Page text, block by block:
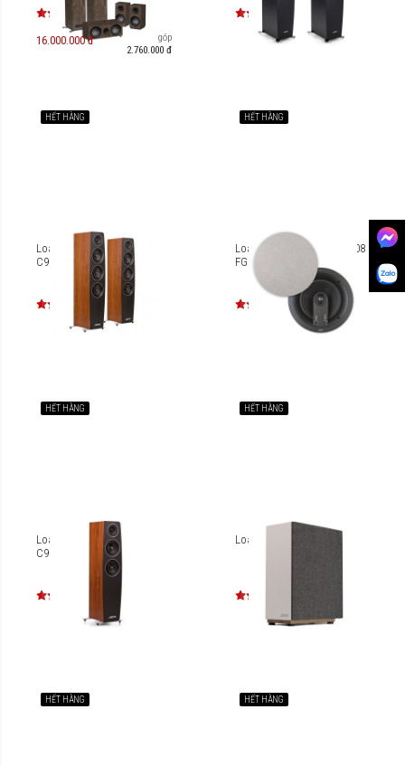
16.000.000 đ
Trả góp
2.760.000 đ
HẾT HÀNG
Loa thùng Jamo Concert
C97
HẾT HÀNG
Loa âm tường Jamo IC 608
FG II
HẾT HÀNG
Loa thùng Jamo Concert
C95
HẾT HÀNG
Loa SUB Jamo S 808
HẾT HÀNG HẾT HÀNG